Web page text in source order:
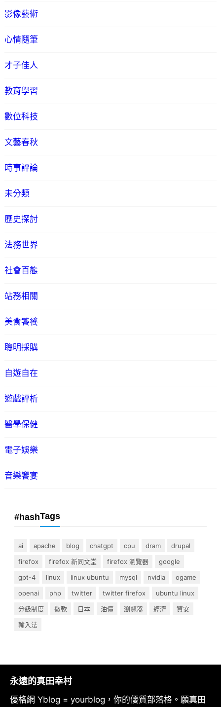
影像藝術
心情隨筆
才子佳人
教育學習
數位科技
文藝春秋
時事評論
未分類
歷史探討
法務世界
社會百態
站務相關
美食饕餮
聰明採購
自遊自在
遊戲評析
醫學保健
電子娛樂
音樂饗宴
#hashTags
ai apache blog chatgpt cpu dram
drupal
firefox
firefox 新同文堂 firefox 瀏覽器
google
gpt-4
linux linux ubuntu mysql nvidia
ogame
openai
php twitter twitter firefox
ubuntu linux
分級制度
微軟 日本 油價 瀏覽器 經濟
資安
輸入法
永遠的真田幸村
優格網 Yblog = yourblog，你的優質部落格。願真田